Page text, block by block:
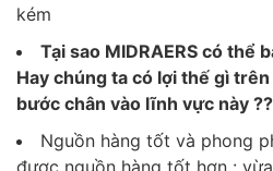
kém
Tại sao MIDRAERS có thể
Hay chúng ta có lợi thế gì
bước chân vào lĩnh vực này
Nguồn hàng tốt và phong
được nguồn hàng tốt hơn :